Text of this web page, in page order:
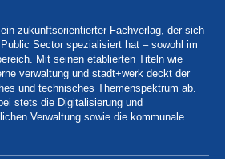
zukunftsorientierter Fachverlag, der sich
Sector spezialisiert hat – sowohl im
Mit seinen etablierten Titeln wie
verwaltung und stadt+werk deckt der
und technisches Themenspektrum ab.
stets die Digitalisierung und
Verwaltung sowie die kommunale